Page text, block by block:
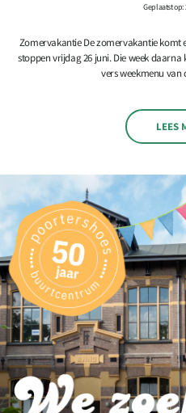
Geplaatst op:
Zomervakantie De zomervakantie
stoppen vrijdag 26 juni. Die week
vers weekmenu van
LEES